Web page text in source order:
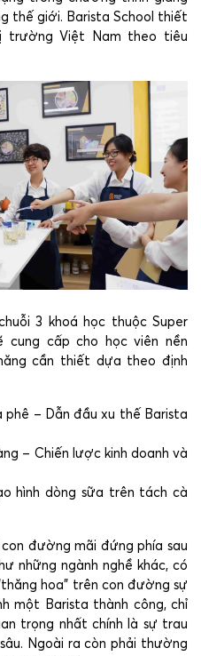
thế giới. Barista School thiết
trường Việt Nam theo tiêu
3 khoá học thuộc Super
cung cấp cho học viên nền
cần thiết dựa theo định
phê – Dẫn đầu xu thế Barista
– Chiến lược kinh doanh và
hình dòng sữa trên tách cà
đường mãi đứng phía sau
những ngành nghề khác, có
hoa” trên con đường sự
một Barista thành công, chỉ
trọng nhất chính là sự trau
Ngoài ra còn phải thường